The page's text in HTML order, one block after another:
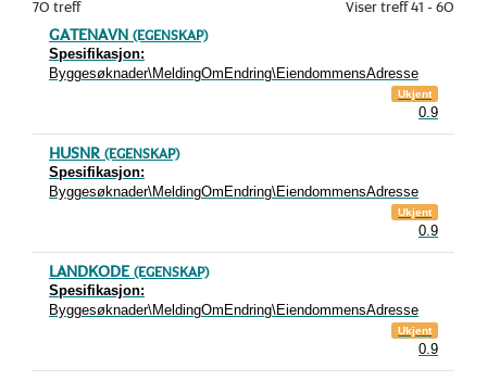
70 treff Viser treff 41 - 60
GATENAVN (EGENSKAP)
Spesifikasjon:
Byggesøknader\MeldingOmEndring\EiendommensAdresse
Ukjent
0.9
HUSNR (EGENSKAP)
Spesifikasjon:
Byggesøknader\MeldingOmEndring\EiendommensAdresse
Ukjent
0.9
LANDKODE (EGENSKAP)
Spesifikasjon:
Byggesøknader\MeldingOmEndring\EiendommensAdresse
Ukjent
0.9